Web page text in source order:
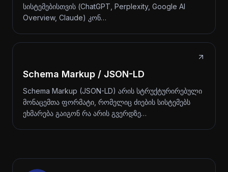
სისტემებისთვის (ChatGPT, Perplexity, Google AI
Overview, Claude) კონ…
Schema Markup / JSON-LD
Schema Markup (JSON-LD) არის სტრუქტურირებული
მონაცემთა ფორმატი, რომელიც ძიების სისტემებს
ეხმარება გაიგონ რა არის გვერდზე…